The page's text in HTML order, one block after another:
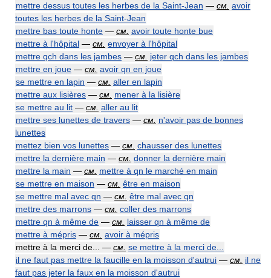
mettre dessus toutes les herbes de la Saint-Jean — см. avoir
toutes les herbes de la Saint-Jean
mettre bas toute honte — см. avoir toute honte bue
mettre à l'hôpital — см. envoyer à l'hôpital
mettre qch dans les jambes — см. jeter qch dans les jambes
mettre en joue — см. avoir qn en joue
se mettre en lapin — см. aller en lapin
mettre aux lisières — см. mener à la lisière
se mettre au lit — см. aller au lit
mettre ses lunettes de travers — см. n'avoir pas de bonnes
lunettes
mettez bien vos lunettes — см. chausser des lunettes
mettre la dernière main — см. donner la dernière main
mettre la main — см. mettre à qn le marché en main
se mettre en maison — см. être en maison
se mettre mal avec qn — см. être mal avec qn
mettre des marrons — см. coller des marrons
mettre qn à même de — см. laisser qn à même de
mettre à mépris — см. avoir à mépris
mettre à la merci de... — см. se mettre à la merci de...
il ne faut pas mettre la faucille en la moisson d'autrui — см. il ne
faut pas jeter la faux en la moisson d'autrui